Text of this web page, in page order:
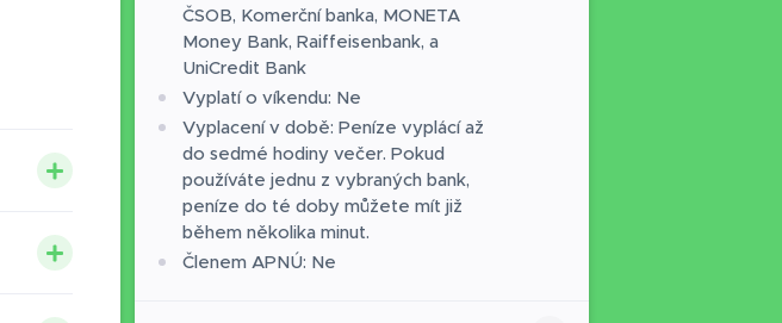
ČSOB, Komerční banka, MONETA
Money Bank, Raiffeisenbank, a
UniCredit Bank
Vyplatí o víkendu: Ne
Vyplacení v době: Peníze vyplácí až
do sedmé hodiny večer. Pokud
používáte jednu z vybraných bank,
peníze do té doby můžete mít již
během několika minut.
Členem APNÚ: Ne